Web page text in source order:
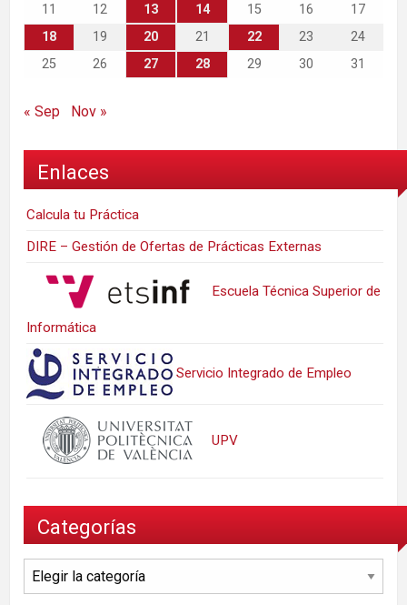
11
12 13 14 15 16
17
18
19 20 21 22 23
24
25
26 27 28 29 30 31
« Sep Nov »
Enlaces
Calcula tu Práctica
DIRE – Gestión de Ofertas de Prácticas Externas
Escuela Técnica Superior de
Informática
Servicio Integrado de Empleo
UPV
Categorías
Categorías